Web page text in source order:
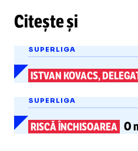
Citește și
SUPERLIGA
ISTVAN KOVACS,
SUPERLIGA
RISCĂ ÎNCHISOAREA O